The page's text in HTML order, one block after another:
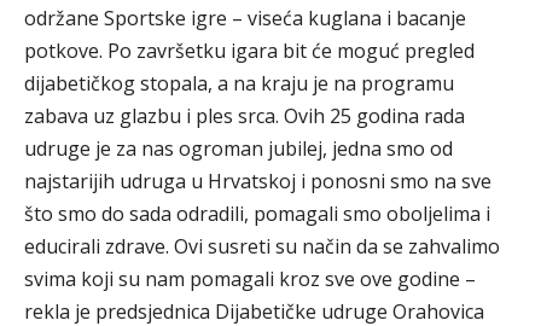
održane Sportske igre – viseća kuglana i bacanje
potkove. Po završetku igara bit će moguć pregled
dijabetičkog stopala, a na kraju je na programu
zabava uz glazbu i ples srca. Ovih 25 godina rada
udruge je za nas ogroman jubilej, jedna smo od
najstarijih udruga u Hrvatskoj i ponosni smo na sve
što smo do sada odradili, pomagali smo oboljelima i
educirali zdrave. Ovi susreti su način da se zahvalimo
svima koji su nam pomagali kroz sve ove godine –
rekla je predsjednica Dijabetičke udruge Orahovica